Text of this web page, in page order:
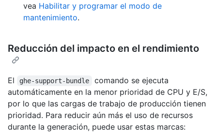
vea Habilitar y programar el modo de
mantenimiento.
Reducción del impacto en el rendimiento
El ghe-support-bundle
comando se ejecuta
automáticamente en la menor prioridad de CPU y E/S,
por lo que las cargas de trabajo de producción tienen
prioridad. Para reducir aún más el uso de recursos
durante la generación, puede usar estas marcas: